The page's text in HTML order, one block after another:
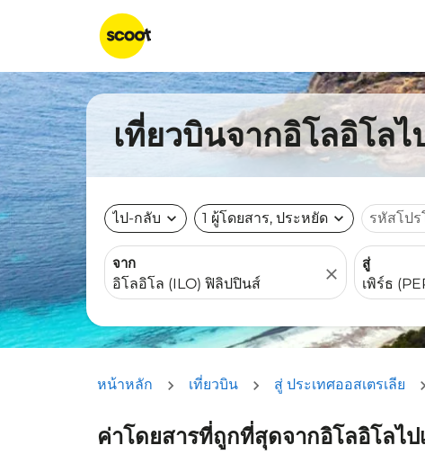
เที่ยวบินจากอิโลอิโล
ไป-กลับ expand_more 1 ผู้โดยสาร, ประหยัด expand_more รหัสโป
จาก
close
สู่
หน้าหลัก เที่ยวบิน สู่ ประเทศออสเตรเลีย
ค่าโดยสารที่ถูกที่สุดจากอิโลอิโลไป
ลองอัปเดตเส้นทางของคุณ (ต้นทางและ/หรือปลายท